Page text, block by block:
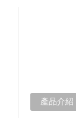
產品介紹